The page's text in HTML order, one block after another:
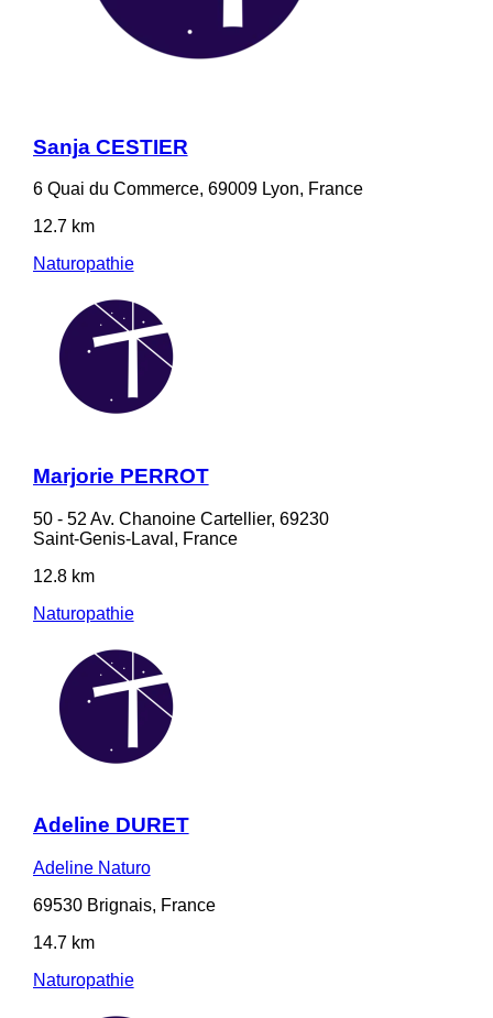
Sanja CESTIER
6 Quai du Commerce, 69009 Lyon, France
12.7 km
Naturopathie
Marjorie PERROT
50 - 52 Av. Chanoine Cartellier, 69230
Saint-Genis-Laval, France
12.8 km
Naturopathie
Adeline DURET
Adeline Naturo
69530 Brignais, France
14.7 km
Naturopathie